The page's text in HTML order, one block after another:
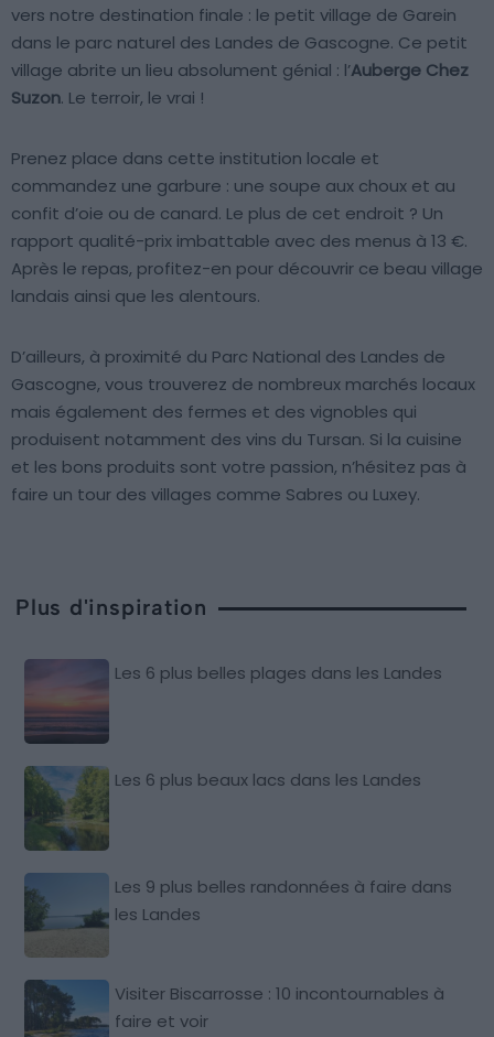
vers notre destination finale : le petit village de Garein
dans le parc naturel des Landes de Gascogne. Ce petit
village abrite un lieu absolument génial : l’Auberge Chez
Suzon. Le terroir, le vrai !
Prenez place dans cette institution locale et
commandez une garbure : une soupe aux choux et au
confit d’oie ou de canard. Le plus de cet endroit ? Un
rapport qualité-prix imbattable avec des menus à 13 €.
Après le repas, profitez-en pour découvrir ce beau village
landais ainsi que les alentours.
D’ailleurs, à proximité du Parc National des Landes de
Gascogne, vous trouverez de nombreux marchés locaux
mais également des fermes et des vignobles qui
produisent notamment des vins du Tursan. Si la cuisine
et les bons produits sont votre passion, n’hésitez pas à
faire un tour des villages comme Sabres ou Luxey.
Plus d'inspiration
Les 6 plus belles plages dans les Landes
Les 6 plus beaux lacs dans les Landes
Les 9 plus belles randonnées à faire dans
les Landes
Visiter Biscarrosse : 10 incontournables à
faire et voir